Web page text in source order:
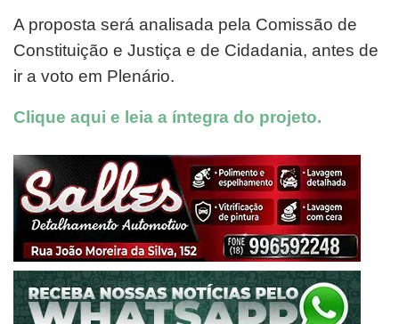
A proposta será analisada pela Comissão de
Constituição e Justiça e de Cidadania, antes de
ir a voto em Plenário.
Clique aqui e leia a íntegra do projeto.